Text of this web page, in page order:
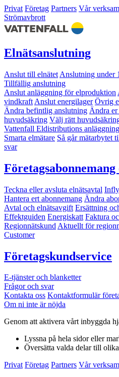
Privat Företag Partners Vår
Strömavbrott
Elnätsanslutning
Anslut till elnätet Anslutning under
Tillfällig anslutning
Anslut anläggning för elproduktion
vindkraft Anslut energilager Övrig
Ändra befintlig anslutning Ändra
huvudsäkring Välj rätt
Vattenfall Eldistributions anläggning
Smarta elmätare Så går mätarbytet
svar
Teckna eller avsluta elnätsavtal
Hantera ert abonnemang Ändra
Avtal och elnätsavgift Ersättning
Effektguiden Energiskatt Faktura
Regionnätskund Aktuellt för
Customer
Företagskundservice
E-tjänster och blanketter
Frågor och svar
Kontakta oss Kontaktformulär
Om ni inte är nöjda
Genom att aktivera vårt inbyggda
Lyssna på hela sidor eller
Översätta valda delar till
Privat Företag Partners Vår